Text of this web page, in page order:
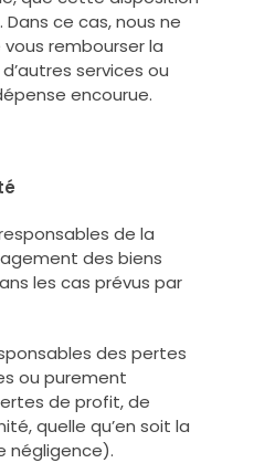
ce cas, nous ne
rembourser la
services ou
encourue.
de la
des biens
les cas prévus par
des pertes
ou purement
de profit, de
quelle qu’en soit la
négligence).